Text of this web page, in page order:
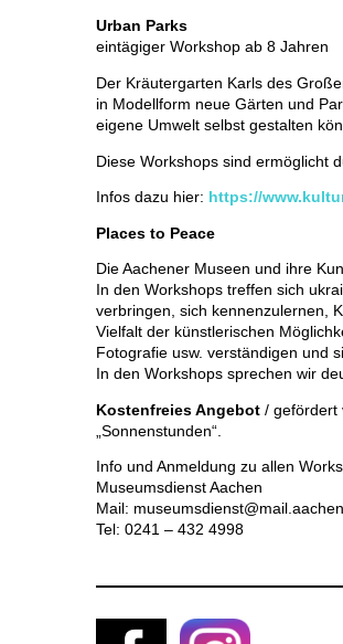
Urban Parks
eintägiger Workshop ab 8 Jahren
Der Kräutergarten Karls des
in Modellform neue Gärten und
eigene Umwelt selbst gestalten
Diese Workshops sind ermöglicht
Infos dazu hier: https://
Places to Peace
Die Aachener Museen und ihre
In den Workshops treffen sich
verbringen, sich kennenzulernen,
Vielfalt der künstlerischen
Fotografie usw. verständigen und
In den Workshops sprechen wir
Kostenfreies Angebot / gefördert
„Sonnenstunden“.
Info und Anmeldung zu allen
Museumsdienst Aachen
Mail:
Tel: 0241 – 432 4998